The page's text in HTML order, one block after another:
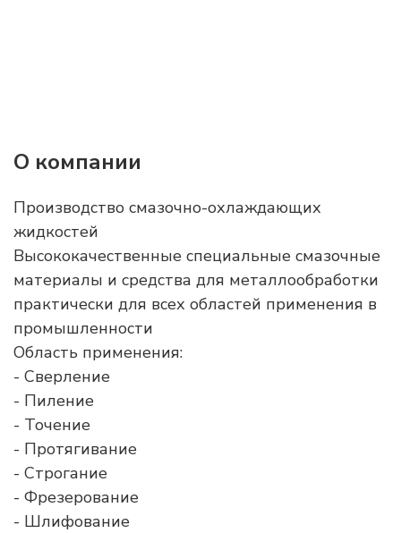
О компании
Производство смазочно-охлаждающих
жидкостей
Высококачественные специальные смазочные
материалы и средства для металлообработки
практически для всех областей применения в
промышленности
Область применения:
- Сверление
- Пиление
- Точение
- Протягивание
- Строгание
- Фрезерование
- Шлифование